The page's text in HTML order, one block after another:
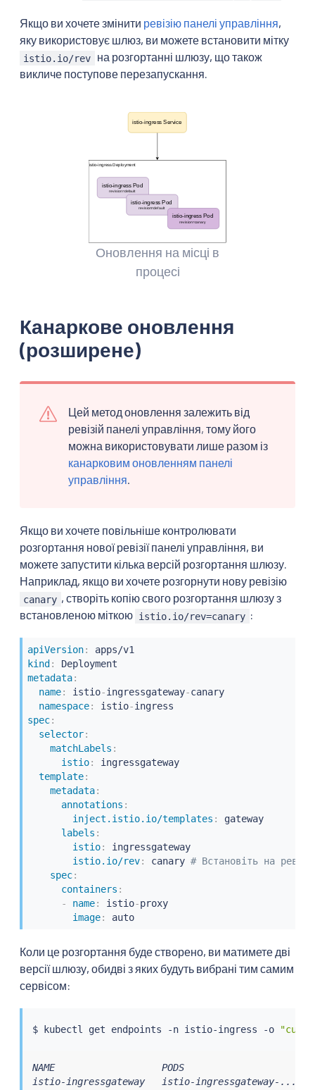
Якщо ви хочете змінити ревізію панелі управління,
яку використовує шлюз, ви можете встановити мітку
istio.io/rev
на розгортанні шлюзу, що також
викличе поступове перезапускання.
Оновлення на місці в
процесі
Канаркове оновлення
(розширене)
Цей метод оновлення залежить від
ревізій панелі управління, тому його
можна використовувати лише разом із
канарковим оновленням панелі
управління.
Якщо ви хочете повільніше контролювати
розгортання нової ревізії панелі управління, ви
можете запустити кілька версій розгортання шлюзу.
Наприклад, якщо ви хочете розгорнути нову ревізію
canary , створіть копію свого розгортання шлюзу з
встановленою міткою istio.io/rev=canary :
apiVersion:
apps/v1
kind :
metadata:
name: istio-ingressgateway-canary
namespace: istio-
spec:
selector:
matchLabels :
istio:
ingressgateway
template:
metadata:
annotations :
inject.istio.io/templates :
gateway
labels :
istio:
ingressgateway
istio.io/rev: canary # Встановіть на
spec:
containers :
-
name: istio-proxy
image: auto
Коли це розгортання буде створено, ви матимете дві
версії шлюзу, обидві з яких будуть вибрані тим самим
сервісом:
$ kubectl get endpoints -n istio-ingress -o
NAME                   PODS
istio-ingressgateway   istio-ingressgateway-